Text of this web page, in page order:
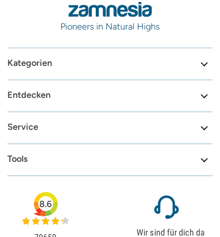
Pioneers in Natural Highs
Kategorien
Entdecken
Service
Tools
8.6
Wir sind für dich da